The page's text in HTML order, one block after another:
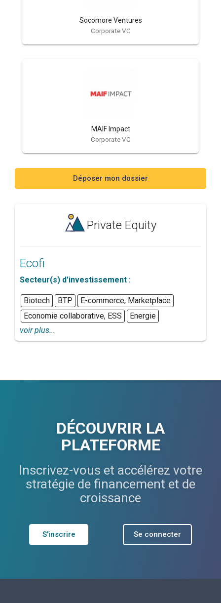
Socomore Ventures
Corporate VC
MAIF Impact
Corporate VC
Déposer mon dossier
Private Equity
Ecofi
Secteur(s) d'investissement :
Biotech BTP
E-commerce, Marketplace
Economie collaborative, ESS
Energie
voir plus...
DÉCOUVRIR LA
PLATEFORME
Inscrivez-vous et accélérez votre
stratégie de financement et de
croissance
S'inscrire Se connecter